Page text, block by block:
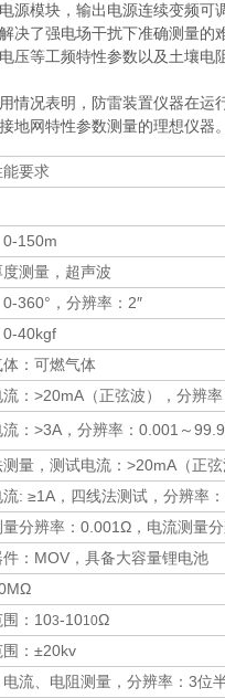
源模块，输出电源连续变频
决了强电场干扰下准确测量
压等工频特性参数以及土壤
情况表明，防雷装置仪器在
地网特性参数测量的理想仪器。
能要求
150m
测量，超声波
360°，分辨率：2″
0-40kgf
：可燃气体
流：>20mA（正弦波），分辨
流：>3A，分辨率：0.001～
测量，测试电流：>20mA（正
流: ≥1A，四线法测试，分辨率
量分辨率：0.001Ω，电流测量
：MOV，具备大容量锂电池
：103-1010Ω
：±20kv
电流、电阻测量，分辨率：3位